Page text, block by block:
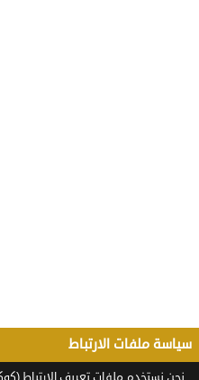
سياسة ملفات الارتباط